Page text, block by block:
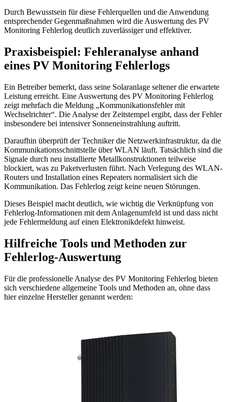
Durch Bewusstsein für diese Fehlerquellen und die Anwendung
entsprechender Gegenmaßnahmen wird die Auswertung des PV
Monitoring Fehlerlog deutlich zuverlässiger und effektiver.
Praxisbeispiel: Fehleranalyse anhand
eines PV Monitoring Fehlerlogs
Ein Betreiber bemerkt, dass seine Solaranlage seltener die erwartete
Leistung erreicht. Eine Auswertung des PV Monitoring Fehlerlog
zeigt mehrfach die Meldung „Kommunikationsfehler mit
Wechselrichter“. Die Analyse der Zeitstempel ergibt, dass der Fehler
insbesondere bei intensiver Sonneneinstrahlung auftritt.
Daraufhin überprüft der Techniker die Netzwerkinfrastruktur, da die
Kommunikationsschnittstelle über WLAN läuft. Tatsächlich sind die
Signale durch neu installierte Metallkonstruktionen teilweise
blockiert, was zu Paketverlusten führt. Nach Verlegung des WLAN-
Routers und Installation eines Repeaters normalisiert sich die
Kommunikation. Das Fehlerlog zeigt keine neuen Störungen.
Dieses Beispiel macht deutlich, wie wichtig die Verknüpfung von
Fehlerlog-Informationen mit dem Anlagenumfeld ist und dass nicht
jede Fehlermeldung auf einen Elektronikdefekt hinweist.
Hilfreiche Tools und Methoden zur
Fehlerlog-Auswertung
Für die professionelle Analyse des PV Monitoring Fehlerlog bieten
sich verschiedene allgemeine Tools und Methoden an, ohne dass
hier einzelne Hersteller genannt werden: